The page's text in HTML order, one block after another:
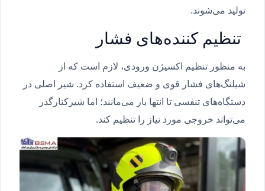
تولید می‌شوند.
تنظیم کننده‌های فشار
به منظور تنظیم اکسیژن ورودی، لازم است که از
شیلنگ‌های فشار قوی و ضعیف استفاده کرد. شیر اصلی در
دستگاه‌های تنفسی تا انتها باز می‌مانند؛ اما شیرکنارگذر
می‌تواند خروجی مورد نیاز را تنظیم کند.